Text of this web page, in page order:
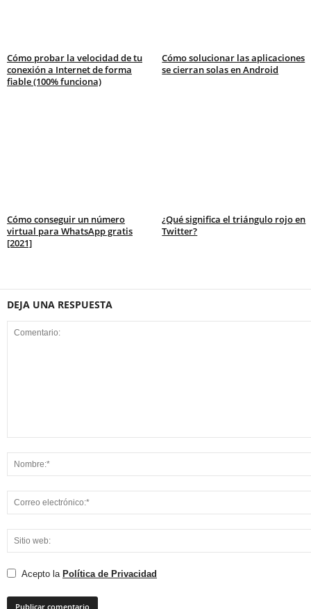
Cómo probar la velocidad de tu
conexión a Internet de forma
fiable (100% funciona)
Cómo solucionar las aplicaciones
se cierran solas en Android
Cómo conseguir un número
virtual para WhatsApp gratis
[2021]
¿Qué significa el triángulo rojo en
Twitter?
DEJA UNA RESPUESTA
Acepto la Política de Privacidad